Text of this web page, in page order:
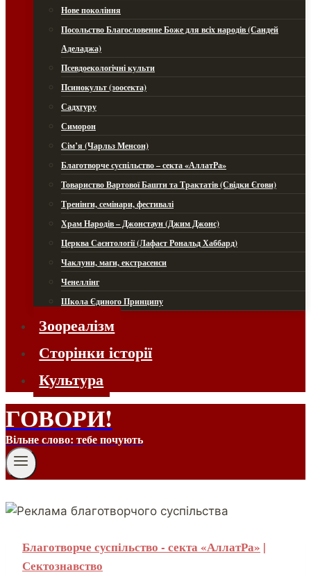
Нове покоління
Посольство Благословенне Боже для всіх народів (Сандей
Аделаджа)
Псевдоекологічні культи
Псинокульт (зоосекта)
Садхгуру
Симорон
Сім’я (Чарльз Менсон)
Благотворче суспільство – секта «АллатРа»
Товариство Вартової Башти та Трактатів (Свідки Єгови)
Тренінги, семінари, фестивалі
Храм Народів – Джонстаун (Джим Джонс)
Церква Саєнтології (Лафаєт Рональд Хаббард)
Чаклуни, маги, екстрасенси
Ченеллінг
Школа Єдиного Принципу
Зоореалізм
Сторінки історії
Культура
ГОВОРИ!
Вільне слово: тебе почують
Благотворче суспільство - секта «АллатРа» |
Сектознавство